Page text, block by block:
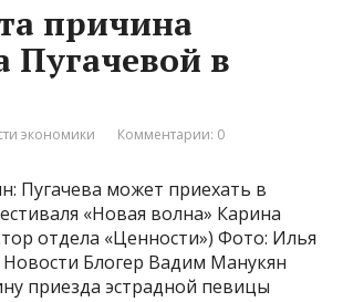
причина
Пугачевой в
экономики Комментарии: 0
Пугачева может приехать в
«Новая волна» Карина
отдела «Ценности») Фото: Илья
Блогер Вадим Манукян
приезда эстрадной певицы